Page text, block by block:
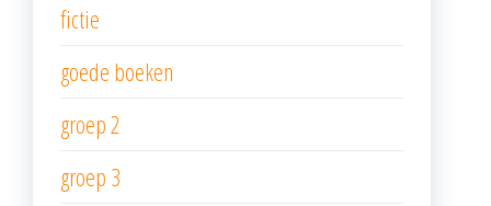
fictie
goede boeken
groep 2
groep 3